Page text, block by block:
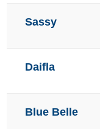
Sassy
Daifla
Blue Belle